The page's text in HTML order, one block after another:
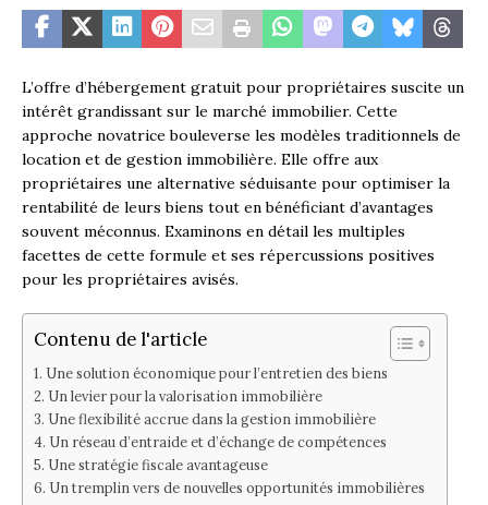
L’offre d’hébergement gratuit pour propriétaires suscite un
intérêt grandissant sur le marché immobilier. Cette
approche novatrice bouleverse les modèles traditionnels de
location et de gestion immobilière. Elle offre aux
propriétaires une alternative séduisante pour optimiser la
rentabilité de leurs biens tout en bénéficiant d’avantages
souvent méconnus. Examinons en détail les multiples
facettes de cette formule et ses répercussions positives
pour les propriétaires avisés.
Contenu de l'article
Une solution économique pour l’entretien des biens
Un levier pour la valorisation immobilière
Une flexibilité accrue dans la gestion immobilière
Un réseau d’entraide et d’échange de compétences
Une stratégie fiscale avantageuse
Un tremplin vers de nouvelles opportunités immobilières